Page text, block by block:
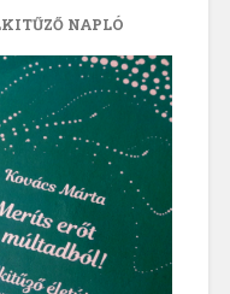
NAPLÓ